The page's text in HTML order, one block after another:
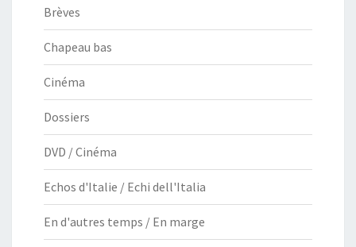
Brèves
Chapeau bas
Cinéma
Dossiers
DVD / Cinéma
Echos d'Italie / Echi dell'Italia
En d'autres temps / En marge